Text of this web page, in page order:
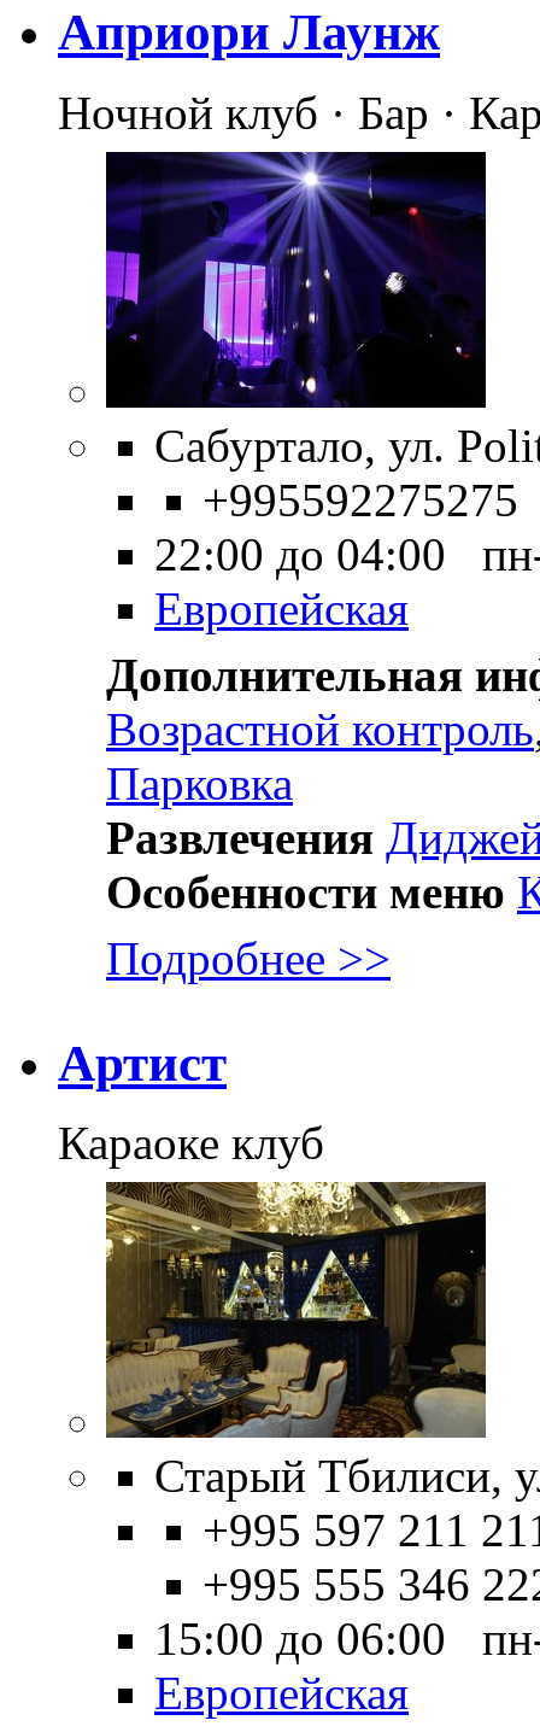
Априори Лаунж
Ночной клуб · Бар ·
Сабуртало, ул.
+995592275275
22:00 до 04:00
Европейская
Дополнительная
Возрастной контроль
Парковка
Развлечения
Особенности меню
Подробнее >>
Артист
Караоке клуб
Старый Тбилиси,
+995 597 211
+995 555 346
15:00 до 06:00
Европейская